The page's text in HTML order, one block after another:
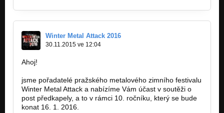
Winter Metal Attack 2016
30.11.2015 ve 12:04
Ahoj!
jsme pořadatelé pražského metalového zimního festivalu
Winter Metal Attack a nabízíme Vám účast v soutěži o
post předkapely, a to v rámci 10. ročníku, který se bude
konat 16. 1. 2016.